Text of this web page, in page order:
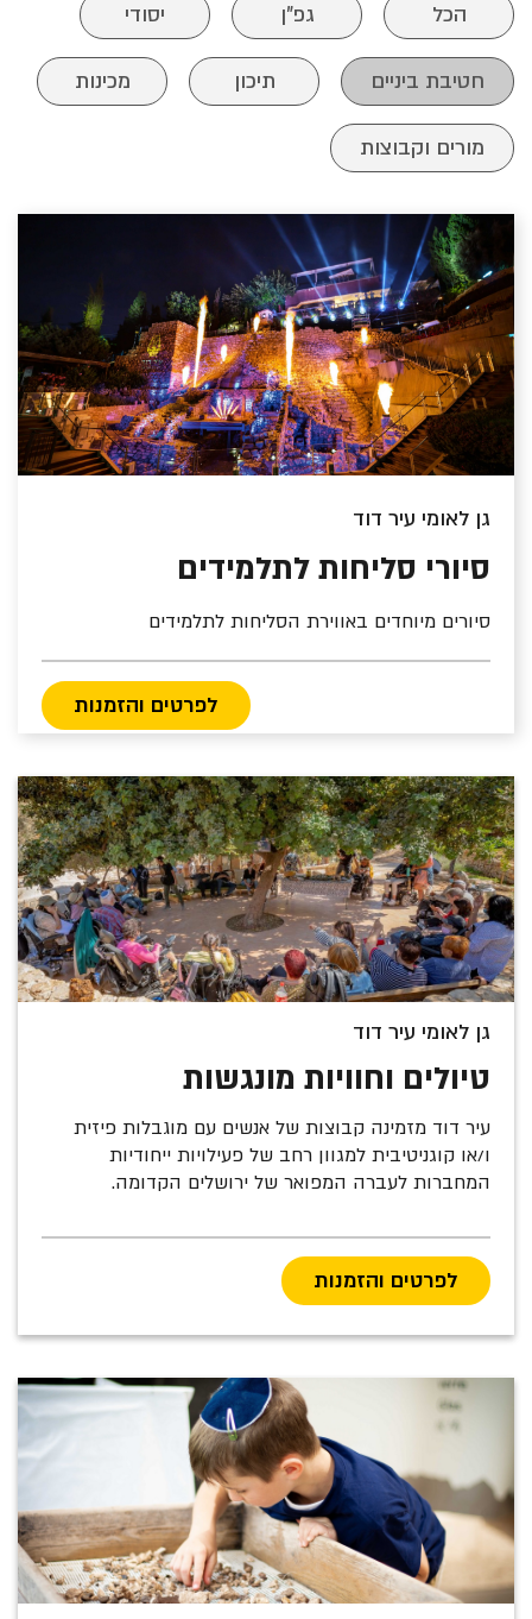
הכל גפ"ן יסודי
חטיבת ביניים תיכון מכינות
מורים וקבוצות
גן לאומי עיר דוד
סיורי סליחות לתלמידים
סיורים מיוחדים באווירת הסליחות לתלמידים
לפרטים והזמנות
גן לאומי עיר דוד
טיולים וחוויות מונגשות
עיר דוד מזמינה קבוצות של אנשים עם מוגבלות פיזית
ו/או קוגניטיבית למגוון רחב של פעילויות ייחודיות
המחברות לעברה המפואר של ירושלים הקדומה.
לפרטים והזמנות